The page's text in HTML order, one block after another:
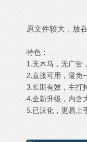
原文件较大，放
特色：
1.无木马，无广告
2.直接可用，避免
3.长期有效，主打
4.全新升级，内含
5.已汉化，更易上